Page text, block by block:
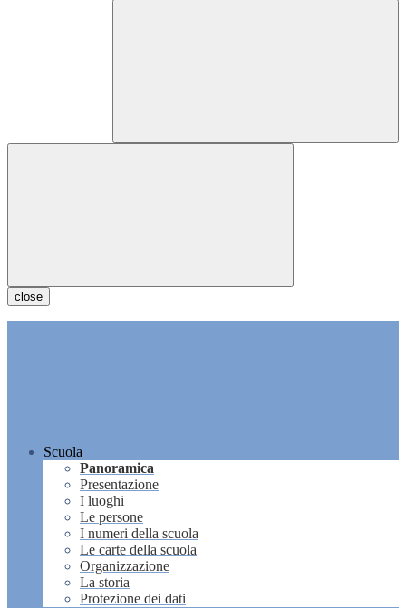
close
Scuola
Panoramica
Presentazione
I luoghi
Le persone
I numeri della scuola
Le carte della scuola
Organizzazione
La storia
Protezione dei dati